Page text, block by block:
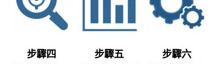
步驟四
步驟五
步驟六